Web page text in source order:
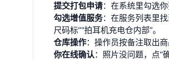
提交打包申请：在系统里勾选
勾选增值服务：在服务列表里
尺码标”“拍耳机充电仓内部”。
仓库操作：操作员按备注取出
你在线确认：照片没问题，点“